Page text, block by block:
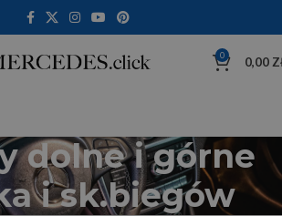
0 0,00
dolne i górne
i sk.biegów